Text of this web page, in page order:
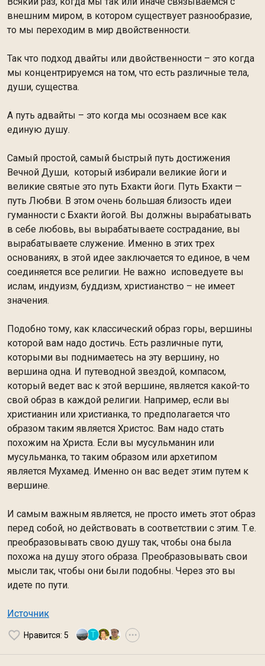
внешним миром, в котором существует разнообразие,
то мы переходим в мир двойственности.
Так что подход двайты или двойственности – это когда
мы концентрируемся на том, что есть различные тела,
души, существа.
А путь адвайты – это когда мы осознаем все как
единую душу.
Самый простой, самый быстрый путь достижения
Вечной Души, который избирали великие йоги и
великие святые это путь Бхакти йоги. Путь Бхакти —
путь Любви. В этом очень большая близость идеи
гуманности с Бхакти йогой. Вы должны вырабатывать
в себе любовь, вы вырабатываете сострадание, вы
вырабатываете служение. Именно в этих трех
основаниях, в этой идее заключается то единое, в чем
соединяется все религии. Не важно исповедуете вы
ислам, индуизм, буддизм, христианство – не имеет
значения.
Подобно тому, как классический образ горы, вершины
которой вам надо достичь. Есть различные пути,
которыми вы поднимаетесь на эту вершину, но
вершина одна. И путеводной звездой, компасом,
который ведет вас к этой вершине, является какой-то
свой образ в каждой религии. Например, если вы
христианин или христианка, то предполагается что
образом таким является Христос. Вам надо стать
похожим на Христа. Если вы мусульманин или
мусульманка, то таким образом или архетипом
является Мухамед. Именно он вас ведет этим путем к
вершине.
И самым важным является, не просто иметь этот образ
перед собой, но действовать в соответствии с этим. Т.е.
преобразовывать свою душу так, чтобы она была
похожа на душу этого образа. Преобразовывать свои
мысли так, чтобы они были подобны. Через это вы
идете по пути.
Источник
Нравится: 5 Т •••